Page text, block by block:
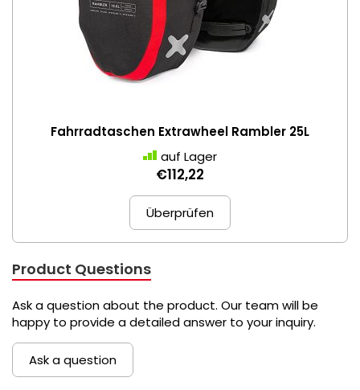
Fahrradtaschen Extrawheel Rambler 25L
auf Lager
€112,22
Überprüfen
Product Questions
Ask a question about the product. Our team will be
happy to provide a detailed answer to your inquiry.
Ask a question